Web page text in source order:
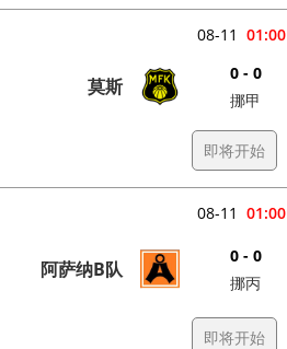
01:00
08-11
莫斯
0 - 0
挪甲
即将开始
01:00
08-11
阿萨纳B队
0 - 0
挪丙
即将开始